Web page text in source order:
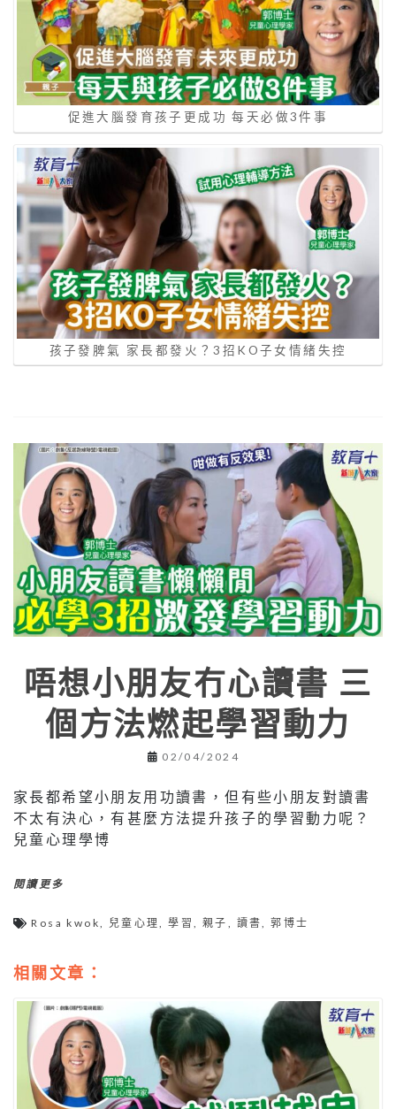
促進大腦發育孩子更成功 每天必做3件事
孩子發脾氣 家長都發火？3招KO子女情緒失控
唔想小朋友冇心讀書 三
個方法燃起學習動力
02/04/2024
家長都希望小朋友用功讀書，但有些小朋友對讀書
不太有決心，有甚麼方法提升孩子的學習動力呢？
兒童心理學博
閱讀更多
Rosa kwok, 兒童心理,學習, 親子 , 讀書,郭博士
相關文章：